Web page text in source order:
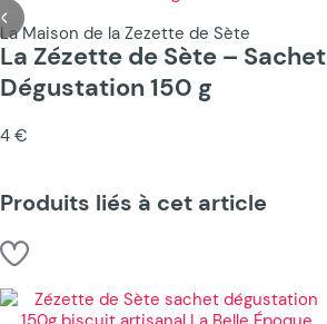
La Maison de la Zezette de Sète
La Zézette de Sète – Sachet
Dégustation 150 g
4 €
Produits liés à cet article